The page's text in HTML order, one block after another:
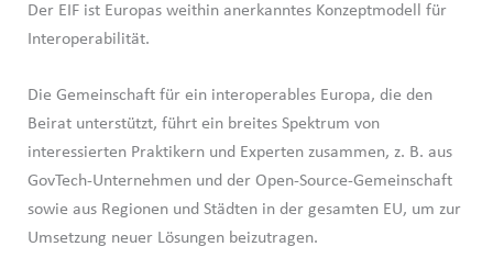
Der EIF ist Europas weithin anerkanntes Konzeptmodell für
Interoperabilität.
Die Gemeinschaft für ein interoperables Europa, die den
Beirat unterstützt, führt ein breites Spektrum von
interessierten Praktikern und Experten zusammen, z. B. aus
GovTech-Unternehmen und der Open-Source-Gemeinschaft
sowie aus Regionen und Städten in der gesamten EU, um zur
Umsetzung neuer Lösungen beizutragen.